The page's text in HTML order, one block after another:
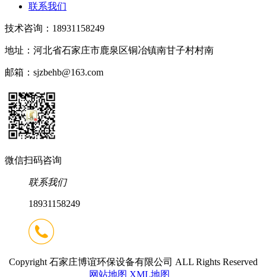
联系我们
技术咨询：18931158249
地址：河北省石家庄市鹿泉区铜冶镇南甘子村村南
邮箱：sjzbehb@163.com
微信扫码咨询
联系我们
18931158249
Copyright 石家庄博谊环保设备有限公司 ALL Rights Reserved
网站地图 XML地图